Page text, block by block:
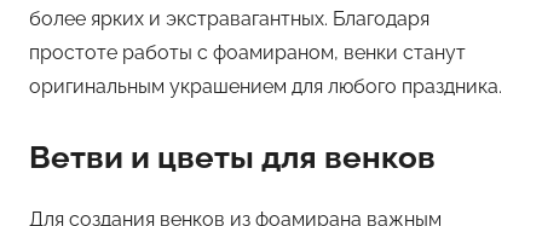
более ярких и экстравагантных. Благодаря
простоте работы с фоамираном, венки станут
оригинальным украшением для любого праздника.
Ветви и цветы для венков
Для создания венков из фоамирана важным